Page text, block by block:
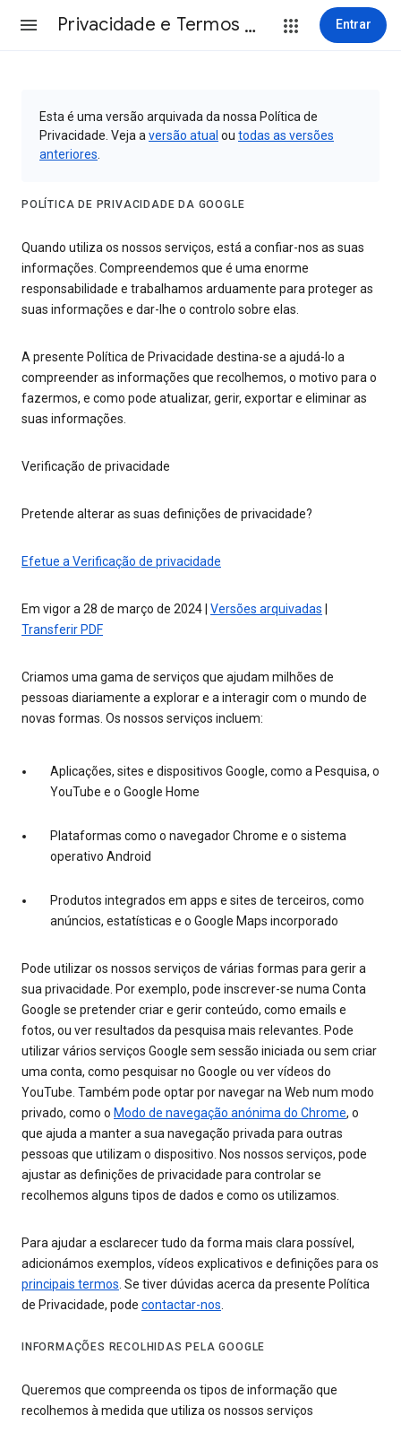
Privacidade e Termos de Utilização Entrar
Esta é uma versão arquivada da nossa Política de
Privacidade. Veja a versão atual ou todas as versões
anteriores
POLÍTICA DE PRIVACIDADE DA GOOGLE
Quando utiliza os nossos serviços, está a confiar-nos as suas
informações. Compreendemos que é uma enorme
responsabilidade e trabalhamos arduamente para proteger as
suas informações e dar-lhe o controlo sobre elas.
A presente Política de Privacidade destina-se a ajudá-lo a
compreender as informações que recolhemos, o motivo para o
fazermos, e como pode atualizar, gerir, exportar e eliminar as
suas informações.
Verificação de privacidade
Pretende alterar as suas definições de privacidade?
Efetue a Verificação de privacidade
Em vigor a 28 de março de 2024 | Versões arquivadas
Transferir PDF
Criamos uma gama de serviços que ajudam milhões de
pessoas diariamente a explorar e a interagir com o mundo de
novas formas. Os nossos serviços incluem:
Aplicações, sites e dispositivos Google, como a Pesquisa, o
YouTube e o Google Home
Plataformas como o navegador Chrome e o sistema
operativo Android
Produtos integrados em apps e sites de terceiros, como
anúncios, estatísticas e o Google Maps incorporado
Pode utilizar os nossos serviços de várias formas para gerir a
sua privacidade. Por exemplo, pode inscrever-se numa Conta
Google se pretender criar e gerir conteúdo, como emails e
fotos, ou ver resultados da pesquisa mais relevantes. Pode
utilizar vários serviços Google sem sessão iniciada ou sem criar
uma conta, como pesquisar no Google ou ver vídeos do
YouTube. Também pode optar por navegar na Web num modo
privado, como o Modo de navegação anónima do Chrome, o
que ajuda a manter a sua navegação privada para outras
pessoas que utilizam o dispositivo. Nos nossos serviços, pode
ajustar as definições de privacidade para controlar se
recolhemos alguns tipos de dados e como os utilizamos.
Para ajudar a esclarecer tudo da forma mais clara possível,
adicionámos exemplos, vídeos explicativos e definições para os
principais termos. Se tiver dúvidas acerca da presente Política
de Privacidade, pode contactar-nos.
INFORMAÇÕES RECOLHIDAS PELA GOOGLE
Queremos que compreenda os tipos de informação que
recolhemos à medida que utiliza os nossos serviços